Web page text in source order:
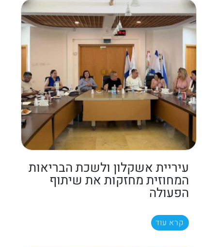
עיריית אשקלון ולשכת הבריאות
המחוזית מחזקות את שיתוף
הפעולה
קרא עוד